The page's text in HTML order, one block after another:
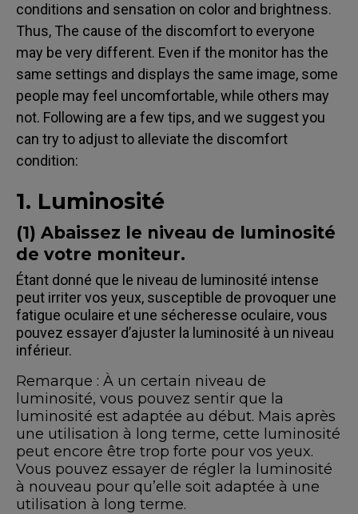
conditions and sensation on color and brightness.
Thus, The cause of the discomfort to everyone
may be very different. Even if the monitor has the
same settings and displays the same image, some
people may feel uncomfortable, while others may
not. Following are a few tips, and we suggest you
can try to adjust to alleviate the discomfort
condition:
1. Luminosité
(1) Abaissez le niveau de luminosité
de votre moniteur.
Étant donné que le niveau de luminosité intense
peut irriter vos yeux, susceptible de provoquer une
fatigue oculaire et une sécheresse oculaire, vous
pouvez essayer d’ajuster la luminosité à un niveau
inférieur.
Remarque : À un certain niveau de
luminosité, vous pouvez sentir que la
luminosité est adaptée au début. Mais après
une utilisation à long terme, cette luminosité
peut encore être trop forte pour vos yeux.
Vous pouvez essayer de régler la luminosité
à nouveau pour qu’elle soit adaptée à une
utilisation à long terme.